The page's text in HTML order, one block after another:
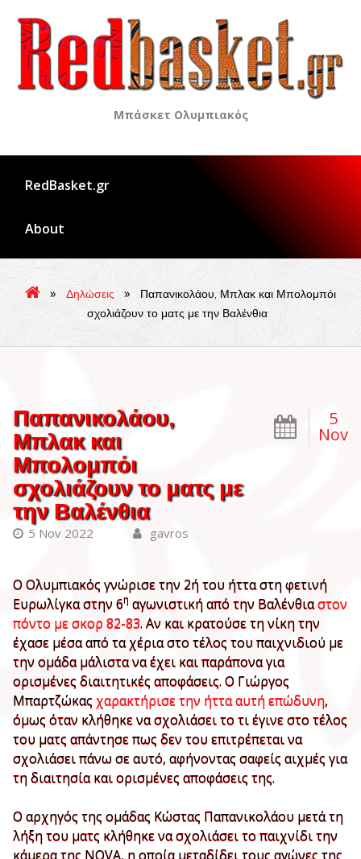
content
Μπάσκετ Ολυμπιακός
RedBasket.gr
About
» Δηλώσεις »
Παπανικολάου, Μπλακ και Μπολομπόι
σχολιάζουν το ματς με την Βαλένθια
5
Nov
Παπανικολάου,
Μπλακ και
Μπολομπόι
σχολιάζουν το ματς με
την Βαλένθια
5 Nov 2022 gavros
Ο Ολυμπιακός γνώρισε την 2ή του ήττα στη φετινή
Ευρωλίγκα στην 6η αγωνιστική από την Βαλένθιαστον
πόντο με σκορ 82-83. Αν και κρατούσε τη νίκη την
έχασε μέσα από τα χέρια στο τέλος του παιχνιδιού με
την ομάδα μάλιστα να έχει και παράπονα για
ορισμένες διαιτητικές αποφάσεις. Ο Γιώργος
Μπαρτζώκας χαρακτήρισε την ήττα αυτή επώδυνη,
όμως όταν κλήθηκε να σχολιάσει το τι έγινε στο τέλος
του ματς απάντησε πως δεν του επιτρέπεται να
σχολιάσει πάνω σε αυτό, αφήνοντας σαφείς αιχμές για
τη διαιτησία και ορισμένες αποφάσεις της.
Ο αρχηγός της ομάδας Κώστας Παπανικολάου μετά τη
λήξη του ματς κλήθηκε να σχολιάσει το παιχνίδι την
κάμερα της NOVA, η οποία μεταδίδει τους αγώνες της